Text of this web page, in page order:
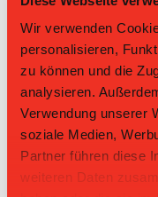
Wir verwenden
personalisieren,
zu können und die
analysieren.
Verwendung unserer
soziale Medien,
Partner führen diese
weiteren Daten
Challenge Round
Direktbegegnungen
Zeit
13.09.2025 10:50